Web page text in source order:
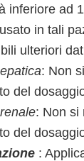
inferiore ad
in tali
ulteriori
: Non
del
: Non si
del
: